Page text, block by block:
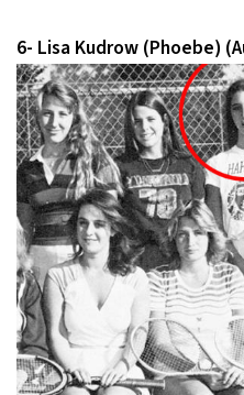
6- Lisa Kudrow (Phoebe)